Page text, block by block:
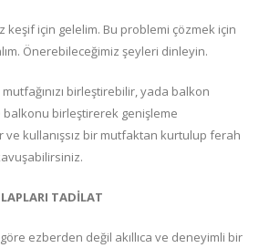
keşif için gelelim. Bu problemi çözmek için
Önerebileceğimiz şeyleri dinleyin.
birleştirebilir, yada balkon
balkonu birleştirerek genişleme
ve kullanışsız bir mutfaktan kurtulup ferah
TADİLAT
göre ezberden değil akıllıca ve deneyimli bir